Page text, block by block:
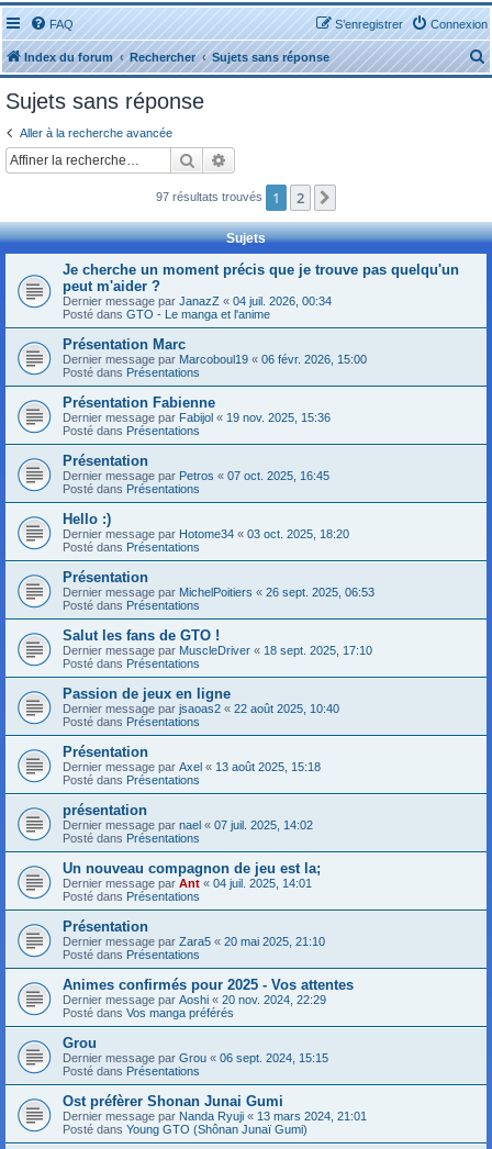
FAQ Connexion
S’enregistrer
Index du forum Rechercher Sujets sans réponse
e
h
Sujets sans réponse
Aller à la recherche avancée
Rechercher
97 résultats trouvés 1 2
Sujets
Je cherche un moment précis que je trouve pas quelqu'un
peut m'aider ?
Dernier message par JanazZ « 04 juil. 2026, 00:34
Posté dans GTO - Le manga et l'anime
Présentation Marc
Dernier message par Marcoboul19 « 06 févr. 2026, 15:00
Posté dans Présentations
Présentation Fabienne
Dernier message par Fabijol « 19 nov. 2025, 15:36
Posté dans Présentations
Présentation
Dernier message par Petros « 07 oct. 2025, 16:45
Posté dans Présentations
Hello :)
Dernier message par Hotome34 « 03 oct. 2025, 18:20
Posté dans Présentations
Présentation
Dernier message par MichelPoitiers « 26 sept. 2025, 06:53
Posté dans Présentations
Salut les fans de GTO !
Dernier message par MuscleDriver « 18 sept. 2025, 17:10
Posté dans Présentations
Passion de jeux en ligne
Dernier message par jsaoas2 « 22 août 2025, 10:40
Posté dans Présentations
Présentation
Dernier message par Axel « 13 août 2025, 15:18
Posté dans Présentations
présentation
Dernier message par nael « 07 juil. 2025, 14:02
Posté dans Présentations
Un nouveau compagnon de jeu est la;
Dernier message par Ant « 04 juil. 2025, 14:01
Posté dans Présentations
Présentation
Dernier message par Zara5 « 20 mai 2025, 21:10
Posté dans Présentations
Animes confirmés pour 2025 - Vos attentes
Dernier message par Aoshi « 20 nov. 2024, 22:29
Posté dans Vos manga préférés
Grou
Dernier message par Grou « 06 sept. 2024, 15:15
Posté dans Présentations
Ost préfèrer Shonan Junai Gumi
Dernier message par Nanda Ryuji « 13 mars 2024, 21:01
Posté dans Young GTO (Shônan Junaï Gumi)